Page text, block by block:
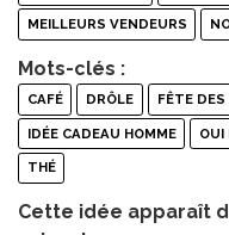
MEILLEURS VENDEURS
Mots-clés :
CAFÉ DRÔLE FÊTE DES
IDÉE CADEAU HOMME OUI
THÉ
Cette idée apparaît